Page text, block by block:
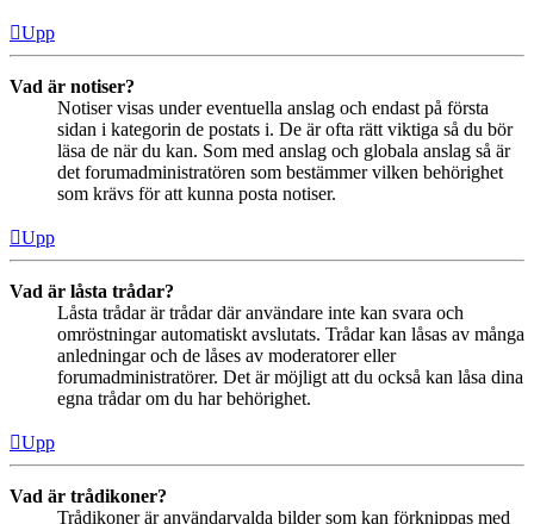
Upp
Vad är notiser?
Notiser visas under eventuella anslag och endast på första
sidan i kategorin de postats i. De är ofta rätt viktiga så du bör
läsa de när du kan. Som med anslag och globala anslag så är
det forumadministratören som bestämmer vilken behörighet
som krävs för att kunna posta notiser.
Upp
Vad är låsta trådar?
Låsta trådar är trådar där användare inte kan svara och
omröstningar automatiskt avslutats. Trådar kan låsas av många
anledningar och de låses av moderatorer eller
forumadministratörer. Det är möjligt att du också kan låsa dina
egna trådar om du har behörighet.
Upp
Vad är trådikoner?
Trådikoner är användarvalda bilder som kan förknippas med